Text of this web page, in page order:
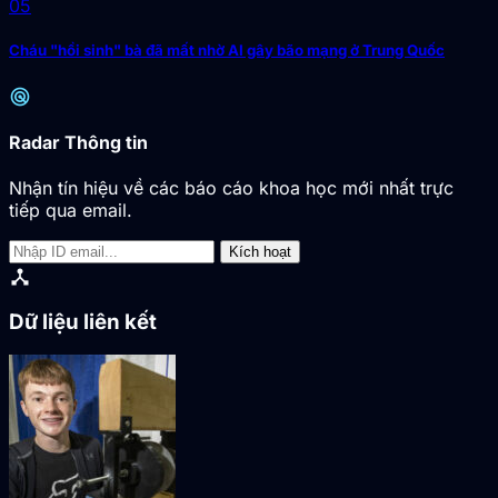
05
Cháu "hồi sinh" bà đã mất nhờ AI gây bão mạng ở Trung Quốc
radar
Radar Thông tin
Nhận tín hiệu về các báo cáo khoa học mới nhất trực
tiếp qua email.
Kích hoạt
device_hub
Dữ liệu liên kết